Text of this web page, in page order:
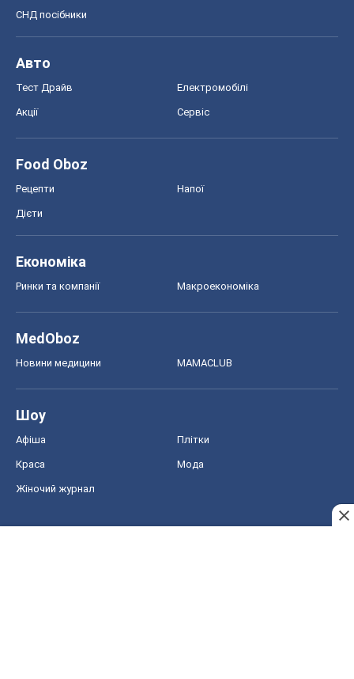
СНД посібники
Авто
Тест Драйв Електромобілі
Акції Сервіс
Food Oboz
Рецепти Напої
Дієти
Економіка
Ринки та компанії Макроекономіка
MedOboz
Новини медицини MAMACLUB
Шоу
Афіша Плітки
Краса Мода
Жіночий журнал